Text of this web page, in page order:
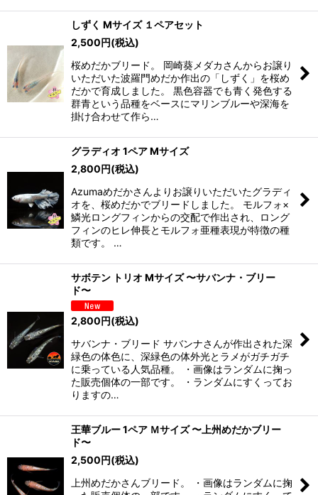
しずく Mサイズ １ペアセット
2,500円(税込)
桜めだかブリード。 岡崎葵メダカさんからお譲り
いただいた波羅門めだか作出の「しずく」を桜め
だかで育成しました。 黒色容器でも青く発色する
群青という品種をベースにマリンブルーや深海を
掛け合わせて作ら…
グラディオ 1ペア Mサイズ
2,800円(税込)
Azumaめだかさんよりお譲りいただいたグラディ
オを、桜めだかでブリードしました。 モルフォ×
鱗光ロングフィンからの交配で作出され、ロング
フィンのヒレ伸長とモルフォ亜種表現が特徴の種
類です。 …
サボテン トリオ Mサイズ 〜サバンナ・ブリー
ド〜
2,800円(税込)
サバンナ・ブリード サバンナさんが作出された深
緑色の体色に、深緑色の体外光とラメがガチガチ
に乗っている人気品種。 ・画像はランダムに掬っ
た販売個体の一部です。 ・ランダムにすくってお
りますの…
王華ブルー 1ペア Ｍサイズ 〜上州めだかブリー
ド〜
2,500円(税込)
上州めだかさんブリード。 ・画像はランダムに掬